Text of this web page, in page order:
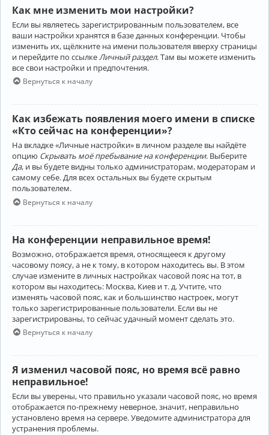
Как мне изменить мои настройки?
Если вы являетесь зарегистрированным пользователем, все
ваши настройки хранятся в базе данных конференции. Чтобы
изменить их, щёлкните на имени пользователя вверху страницы
и перейдите по ссылке Личный раздел. Там вы можете изменить
все свои настройки и предпочтения.
Вернуться к началу
Как избежать появления моего имени в списке
«Кто сейчас на конференции»?
На вкладке «Личные настройки» в личном разделе вы найдёте
опцию Скрывать моё пребывание на конференции. Выберите
Да, и вы будете видны только администраторам, модераторам и
самому себе. Для всех остальных вы будете скрытым
пользователем.
Вернуться к началу
На конференции неправильное время!
Возможно, отображается время, относящееся к другому
часовому поясу, а не к тому, в котором находитесь вы. В этом
случае измените в личных настройках часовой пояс на тот, в
котором вы находитесь: Москва, Киев и т. д. Учтите, что
изменять часовой пояс, как и большинство настроек, могут
только зарегистрированные пользователи. Если вы не
зарегистрированы, то сейчас удачный момент сделать это.
Вернуться к началу
Я изменил часовой пояс, но время всё равно
неправильное!
Если вы уверены, что правильно указали часовой пояс, но время
отображается по-прежнему неверное, значит, неправильно
установлено время на сервере. Уведомите администратора для
устранения проблемы.